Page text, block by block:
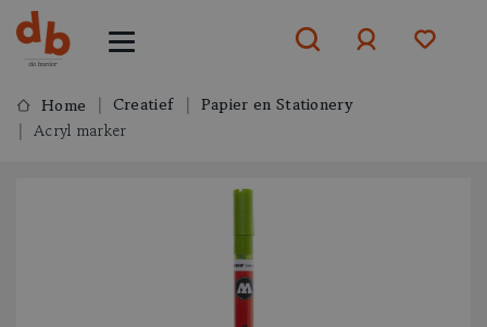
aanmelden
Home Creatief
Papier en Stationery
Acryl marker